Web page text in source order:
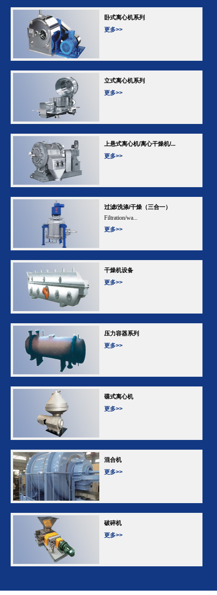
卧式离心机系列
更多>>
立式离心机系列
更多>>
上悬式离心机/离心干燥机/...
更多>>
过滤/洗涤/干燥（三合一）
Filtration/wa...
更多>>
干燥机设备
更多>>
压力容器系列
更多>>
碟式离心机
更多>>
混合机
更多>>
破碎机
更多>>